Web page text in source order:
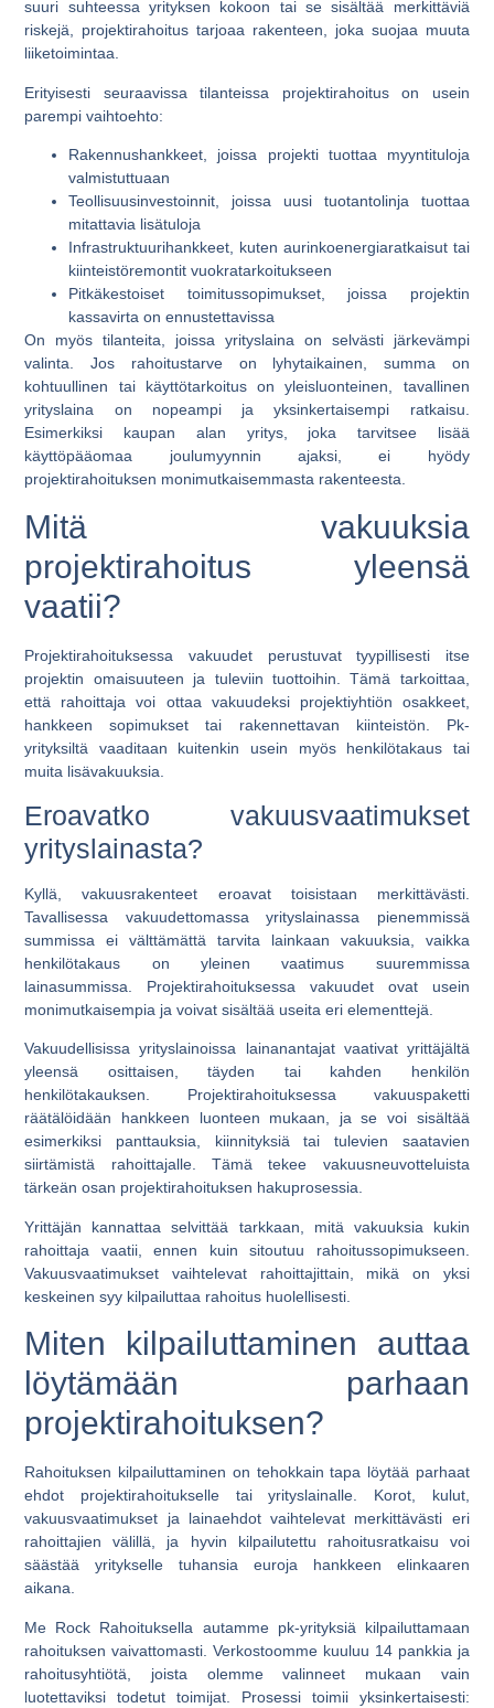
suuri suhteessa yrityksen kokoon tai se sisältää merkittäviä
riskejä, projektirahoitus tarjoaa rakenteen, joka suojaa muuta
liiketoimintaa.
Erityisesti seuraavissa tilanteissa projektirahoitus on usein
parempi vaihtoehto:
Rakennushankkeet, joissa projekti tuottaa myyntituloja
valmistuttuaan
Teollisuusinvestoinnit, joissa uusi tuotantolinja tuottaa
mitattavia lisätuloja
Infrastruktuurihankkeet, kuten aurinkoenergiaratkaisut tai
kiinteistöremontit vuokratarkoitukseen
Pitkäkestoiset toimitussopimukset, joissa projektin
kassavirta on ennustettavissa
On myös tilanteita, joissa yrityslaina on selvästi järkevämpi
valinta. Jos rahoitustarve on lyhytaikainen, summa on
kohtuullinen tai käyttötarkoitus on yleisluonteinen, tavallinen
yrityslaina on nopeampi ja yksinkertaisempi ratkaisu.
Esimerkiksi kaupan alan yritys, joka tarvitsee lisää
käyttöpääomaa joulumyynnin ajaksi, ei hyödy
projektirahoituksen monimutkaisemmasta rakenteesta.
Mitä vakuuksia
projektirahoitus yleensä
vaatii?
Projektirahoituksessa vakuudet perustuvat tyypillisesti itse
projektin omaisuuteen ja tuleviin tuottoihin. Tämä tarkoittaa,
että rahoittaja voi ottaa vakuudeksi projektiyhtiön osakkeet,
hankkeen sopimukset tai rakennettavan kiinteistön. Pk-
yrityksiltä vaaditaan kuitenkin usein myös henkilötakaus tai
muita lisävakuuksia.
Eroavatko vakuusvaatimukset
yrityslainasta?
Kyllä, vakuusrakenteet eroavat toisistaan merkittävästi.
Tavallisessa vakuudettomassa yrityslainassa pienemmissä
summissa ei välttämättä tarvita lainkaan vakuuksia, vaikka
henkilötakaus on yleinen vaatimus suuremmissa
lainasummissa. Projektirahoituksessa vakuudet ovat usein
monimutkaisempia ja voivat sisältää useita eri elementtejä.
Vakuudellisissa yrityslainoissa lainanantajat vaativat yrittäjältä
yleensä osittaisen, täyden tai kahden henkilön
henkilötakauksen. Projektirahoituksessa vakuuspaketti
räätälöidään hankkeen luonteen mukaan, ja se voi sisältää
esimerkiksi panttauksia, kiinnityksiä tai tulevien saatavien
siirtämistä rahoittajalle. Tämä tekee vakuusneuvotteluista
tärkeän osan projektirahoituksen hakuprosessia.
Yrittäjän kannattaa selvittää tarkkaan, mitä vakuuksia kukin
rahoittaja vaatii, ennen kuin sitoutuu rahoitussopimukseen.
Vakuusvaatimukset vaihtelevat rahoittajittain, mikä on yksi
keskeinen syy kilpailuttaa rahoitus huolellisesti.
Miten kilpailuttaminen auttaa
löytämään parhaan
projektirahoituksen?
Rahoituksen kilpailuttaminen on tehokkain tapa löytää parhaat
ehdot projektirahoitukselle tai yrityslainalle. Korot, kulut,
vakuusvaatimukset ja lainaehdot vaihtelevat merkittävästi eri
rahoittajien välillä, ja hyvin kilpailutettu rahoitusratkaisu voi
säästää yritykselle tuhansia euroja hankkeen elinkaaren
aikana.
Me Rock Rahoituksella autamme pk-yrityksiä kilpailuttamaan
rahoituksen vaivattomasti. Verkostoomme kuuluu 14 pankkia ja
rahoitusyhtiötä, joista olemme valinneet mukaan vain
luotettaviksi todetut toimijat. Prosessi toimii yksinkertaisesti: